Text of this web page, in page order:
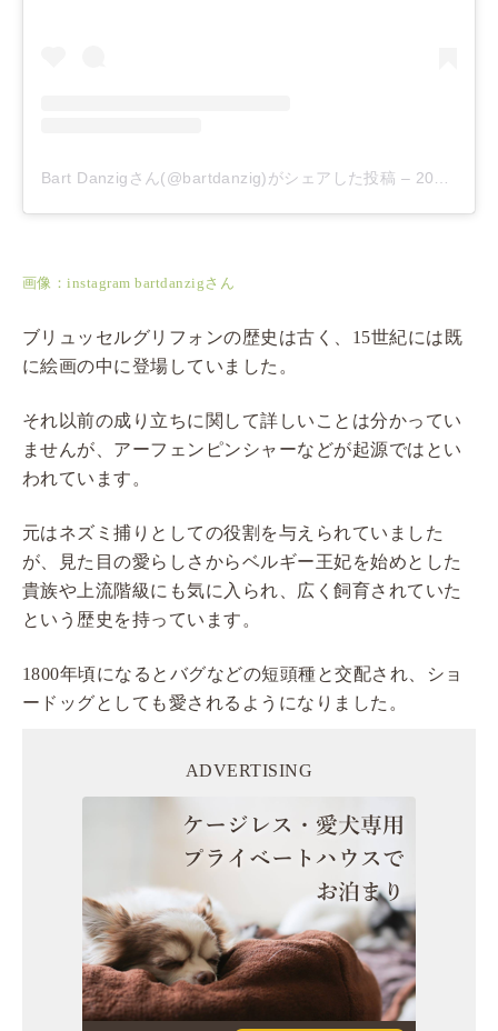
Bart Danzigさん(@bartdanzig)がシェアした投稿 – 2019年 6月月3日午後7時11分PDT
画像：instagram bartdanzigさん
ブリュッセルグリフォンの歴史は古く、15世紀には既
に絵画の中に登場していました。
それ以前の成り立ちに関して詳しいことは分かってい
ませんが、アーフェンピンシャーなどが起源ではとい
われています。
元はネズミ捕りとしての役割を与えられていました
が、見た目の愛らしさからベルギー王妃を始めとした
貴族や上流階級にも気に入られ、広く飼育されていた
という歴史を持っています。
1800年頃になるとバグなどの短頭種と交配され、ショ
ードッグとしても愛されるようになりました。
ADVERTISING